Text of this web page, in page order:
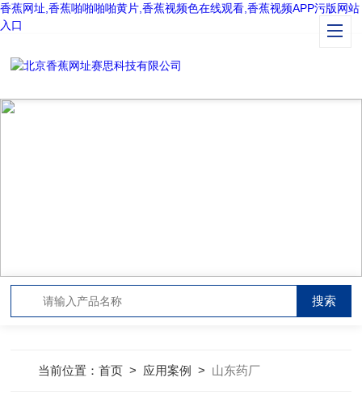
香蕉网址,香蕉啪啪啪啪黄片,香蕉视频色在线观看,香蕉视频APP污版网站
入口
当前位置：首页 > 应用案例 > 山东药厂